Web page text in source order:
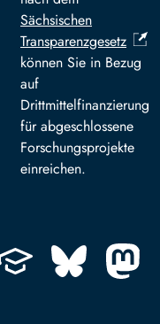
Sächsischen
Transparenzgesetz
können Sie in Bezug
auf
Drittmittelfinanzierung
für abgeschlossene
Forschungsprojekte
einreichen.